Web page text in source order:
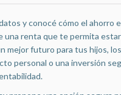
y conocé cómo el ahorro
una renta que te permita
mejor futuro para tus hijos,
personal o una inversión